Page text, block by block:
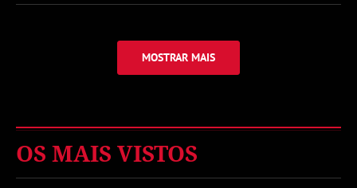
MOSTRAR MAIS
OS MAIS VISTOS